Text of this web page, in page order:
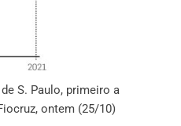
S. Paulo, primeiro a
ontem (25/10)